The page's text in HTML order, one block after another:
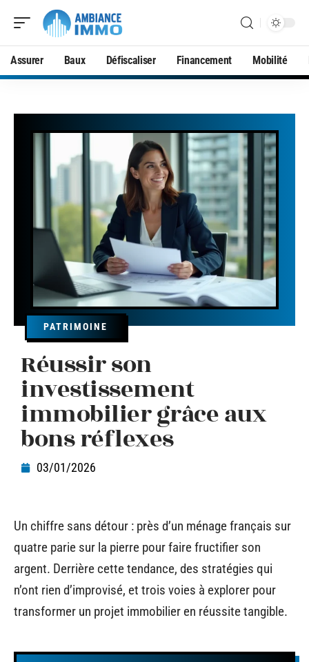
Assurer Baux Défiscaliser Financement Mobilité
PATRIMOINE
Réussir son
investissement
immobilier grâce aux
bons réflexes
03/01/2026
Un chiffre sans détour : près d’un ménage français sur
quatre parie sur la pierre pour faire fructifier son
argent. Derrière cette tendance, des stratégies qui
n’ont rien d’improvisé, et trois voies à explorer pour
transformer un projet immobilier en réussite tangible.